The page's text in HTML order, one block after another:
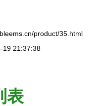
product/35.html
19 21:37:38
表